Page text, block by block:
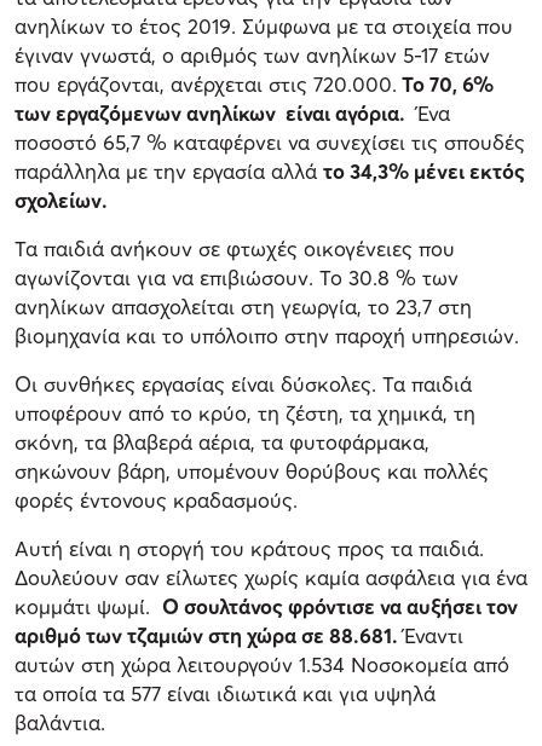
ανηλίκων το έτος 2019. Σύμφωνα με τα στοιχεία που
έγιναν γνωστά, ο αριθμός των ανηλίκων 5-17 ετών
που εργάζονται, ανέρχεται στις 720.000. Το 70, 6%
των εργαζόμενων ανηλίκων είναι αγόρια. Ένα
ποσοστό 65,7 % καταφέρνει να συνεχίσει τις σπουδές
παράλληλα με την εργασία αλλά το 34,3% μένει εκτός
σχολείων.
Τα παιδιά ανήκουν σε φτωχές οικογένειες που
αγωνίζονται για να επιβιώσουν. Το 30.8 % των
ανηλίκων απασχολείται στη γεωργία, το 23,7 στη
βιομηχανία και το υπόλοιπο στην παροχή υπηρεσιών.
Οι συνθήκες εργασίας είναι δύσκολες. Τα παιδιά
υποφέρουν από το κρύο, τη ζέστη, τα χημικά, τη
σκόνη, τα βλαβερά αέρια, τα φυτοφάρμακα,
σηκώνουν βάρη, υπομένουν θορύβους και πολλές
φορές έντονους κραδασμούς.
Αυτή είναι η στοργή του κράτους προς τα παιδιά.
Δουλεύουν σαν είλωτες χωρίς καμία ασφάλεια για ένα
κομμάτι ψωμί. Ο σουλτάνος φρόντισε να αυξήσει τον
αριθμό των τζαμιών στη χώρα σε 88.681.Έναντι
αυτών στη χώρα λειτουργούν 1.534 Νοσοκομεία από
τα οποία τα 577 είναι ιδιωτικά και για υψηλά
βαλάντια.